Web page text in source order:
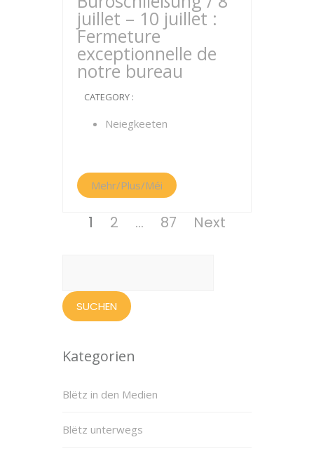
juillet – 10 juillet :
Fermeture
exceptionnelle de
notre bureau
CATEGORY :
Neiegkeeten
Mehr/Plus/Méi
Seitennummerierung
Page
1 Page
2 … Page
87 Next
Kategorien
Blëtz in den Medien
Blëtz unterwegs